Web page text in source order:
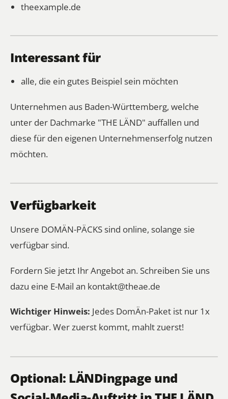
theexample.de
Interessant für
alle, die ein gutes Beispiel sein möchten
Unternehmen aus Baden-Württemberg, welche
unter der Dachmarke "THE LÄND" auffallen und
diese für den eigenen Unternehmenserfolg nutzen
möchten.
Verfügbarkeit
Unsere DOMÄN-PÄCKS sind online, solange sie
verfügbar sind.
Fordern Sie jetzt Ihr Angebot an. Schreiben Sie uns
dazu eine E-Mail an kontakt@theae.de
Wichtiger Hinweis: Jedes DomÄn-Paket ist nur 1x
verfügbar. Wer zuerst kommt, mahlt zuerst!
Optional: LÄNDingpage und